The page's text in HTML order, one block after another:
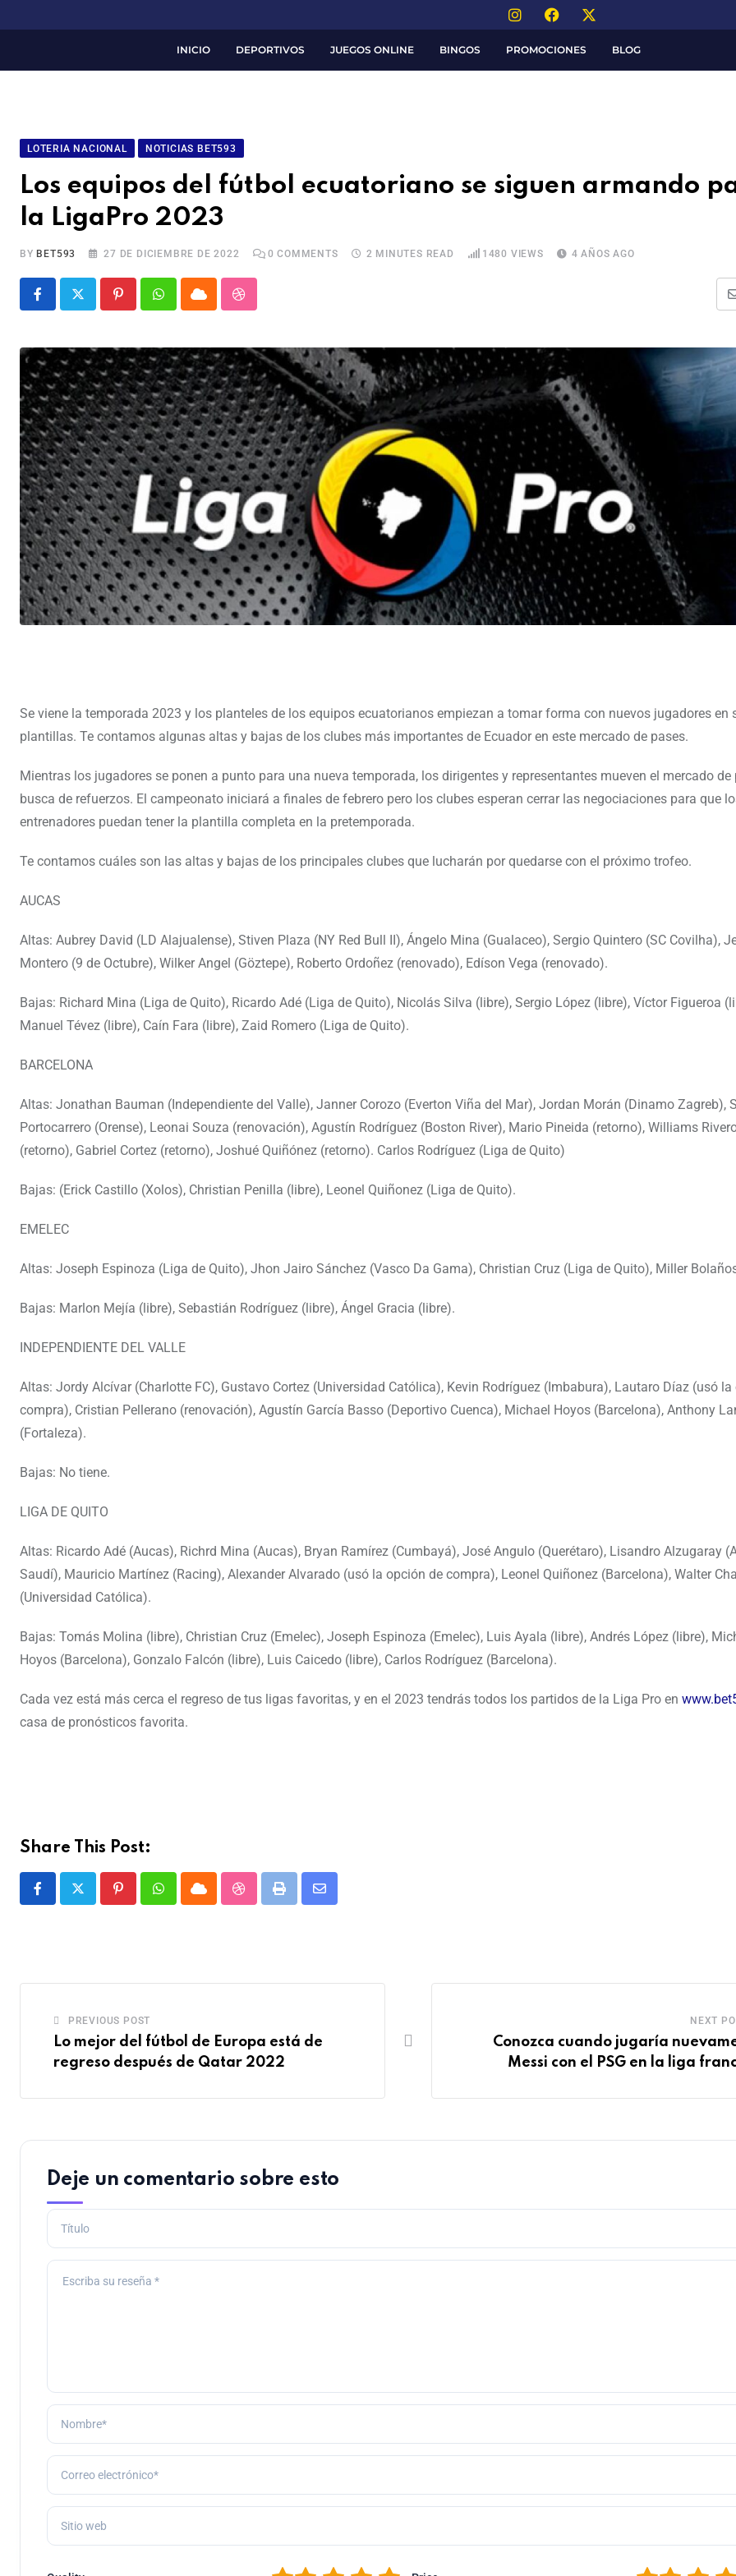
INICIO DEPORTIVOS JUEGOS ONLINE BINGOS PROMOCIONES BLOG
LOTERIA NACIONAL NOTICIAS BET593
Los equipos del fútbol ecuatoriano se siguen armando
la LigaPro 2023
BY BET593 27 DE DICIEMBRE DE 2022 0 COMMENTS 2 MINUTES READ 1480 VIEWS 4 AÑOS AGO
Se viene la temporada 2023 y los planteles de los equipos ecuatorianos empiezan a tomar forma con nuevos jugadores en
plantillas. Te contamos algunas altas y bajas de los clubes más importantes de Ecuador en este mercado de pases.
Mientras los jugadores se ponen a punto para una nueva temporada, los dirigentes y representantes mueven el mercado de
busca de refuerzos. El campeonato iniciará a finales de febrero pero los clubes esperan cerrar las negociaciones para que
entrenadores puedan tener la plantilla completa en la pretemporada.
Te contamos cuáles son las altas y bajas de los principales clubes que lucharán por quedarse con el próximo trofeo.
AUCAS
Altas: Aubrey David (LD Alajualense), Stiven Plaza (NY Red Bull II), Ángelo Mina (Gualaceo), Sergio Quintero (SC Covilha),
Montero (9 de Octubre), Wilker Angel (Göztepe), Roberto Ordoñez (renovado), Edíson Vega (renovado).
Bajas: Richard Mina (Liga de Quito), Ricardo Adé (Liga de Quito), Nicolás Silva (libre), Sergio López (libre), Víctor Figueroa
Manuel Tévez (libre), Caín Fara (libre), Zaid Romero (Liga de Quito).
BARCELONA
Altas: Jonathan Bauman (Independiente del Valle), Janner Corozo (Everton Viña del Mar), Jordan Morán (Dinamo Zagreb),
Portocarrero (Orense), Leonai Souza (renovación), Agustín Rodríguez (Boston River), Mario Pineida (retorno), Williams
(retorno), Gabriel Cortez (retorno), Joshué Quiñónez (retorno). Carlos Rodríguez (Liga de Quito)
Bajas: (Erick Castillo (Xolos), Christian Penilla (libre), Leonel Quiñonez (Liga de Quito).
EMELEC
Altas: Joseph Espinoza (Liga de Quito), Jhon Jairo Sánchez (Vasco Da Gama), Christian Cruz (Liga de Quito), Miller
Bajas: Marlon Mejía (libre), Sebastián Rodríguez (libre), Ángel Gracia (libre).
INDEPENDIENTE DEL VALLE
Altas: Jordy Alcívar (Charlotte FC), Gustavo Cortez (Universidad Católica), Kevin Rodríguez (Imbabura), Lautaro Díaz (usó
compra), Cristian Pellerano (renovación), Agustín García Basso (Deportivo Cuenca), Michael Hoyos (Barcelona), Anthony
(Fortaleza).
Bajas: No tiene.
LIGA DE QUITO
Altas: Ricardo Adé (Aucas), Richrd Mina (Aucas), Bryan Ramírez (Cumbayá), José Angulo (Querétaro), Lisandro Alzugaray
Saudí), Mauricio Martínez (Racing), Alexander Alvarado (usó la opción de compra), Leonel Quiñonez (Barcelona), Walter
(Universidad Católica).
Bajas: Tomás Molina (libre), Christian Cruz (Emelec), Joseph Espinoza (Emelec), Luis Ayala (libre), Andrés López (libre),
Hoyos (Barcelona), Gonzalo Falcón (libre), Luis Caicedo (libre), Carlos Rodríguez (Barcelona).
Cada vez está más cerca el regreso de tus ligas favoritas, y en el 2023 tendrás todos los partidos de la Liga Pro en
casa de pronósticos favorita.
Share This Post:
PREVIOUS POST
Lo mejor del fútbol de Europa está de
regreso después de Qatar 2022
NEXT
Conozca cuando jugaría
Messi con el PSG en la liga
Deje un comentario sobre esto